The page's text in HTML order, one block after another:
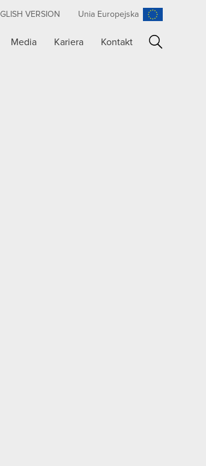
VERSION Unia Europejska
Media Kariera Kontakt